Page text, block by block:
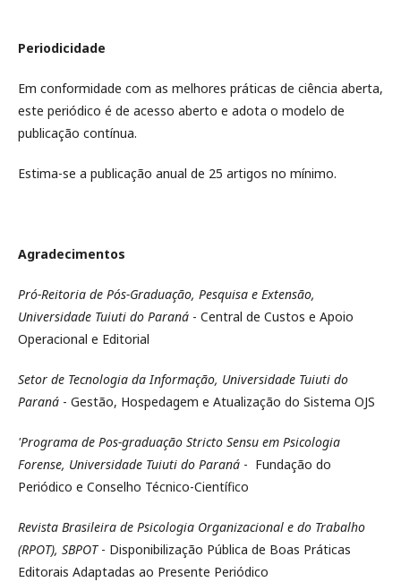
Periodicidade
Em conformidade com as melhores práticas de ciência aberta,
este periódico é de acesso aberto e adota o modelo de
publicação contínua.
Estima-se a publicação anual de 25 artigos no mínimo.
Agradecimentos
Pró-Reitoria de Pós-Graduação, Pesquisa e Extensão,
Universidade Tuiuti do Paraná - Central de Custos e Apoio
Operacional e Editorial
Setor de Tecnologia da Informação, Universidade Tuiuti do
Paraná - Gestão, Hospedagem e Atualização do Sistema OJS
'Programa de Pos-graduação Stricto Sensu em Psicologia
Forense, Universidade Tuiuti do Paraná - Fundação do
Periódico e Conselho Técnico-Científico
Revista Brasileira de Psicologia Organizacional e do Trabalho
(RPOT), SBPOT- Disponibilização Pública de Boas Práticas
Editorais Adaptadas ao Presente Periódico